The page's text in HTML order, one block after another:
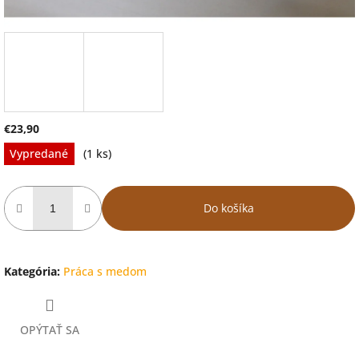
€23,90
Jednotková
cena:
Vypredané (1 ks)
Do košíka
Kategória: Práca s medom
OPÝTAŤ SA